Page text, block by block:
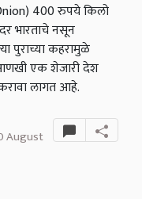
400 रुपये किलो
भारताचे नसून
पुराच्या कहरामुळे
एक शेजारी देश
लागत आहे.
August